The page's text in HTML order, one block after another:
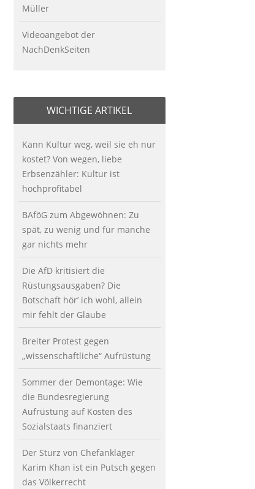
Müller
Videoangebot der
NachDenkSeiten
WICHTIGE ARTIKEL
Kann Kultur weg, weil sie eh nur
kostet? Von wegen, liebe
Erbsenzähler: Kultur ist
hochprofitabel
BAföG zum Abgewöhnen: Zu
spät, zu wenig und für manche
gar nichts mehr
Die AfD kritisiert die
Rüstungsausgaben? Die
Botschaft hör’ ich wohl, allein
mir fehlt der Glaube
Breiter Protest gegen
„wissenschaftliche“ Aufrüstung
Sommer der Demontage: Wie
die Bundesregierung
Aufrüstung auf Kosten des
Sozialstaats finanziert
Der Sturz von Chefankläger
Karim Khan ist ein Putsch gegen
das Völkerrecht